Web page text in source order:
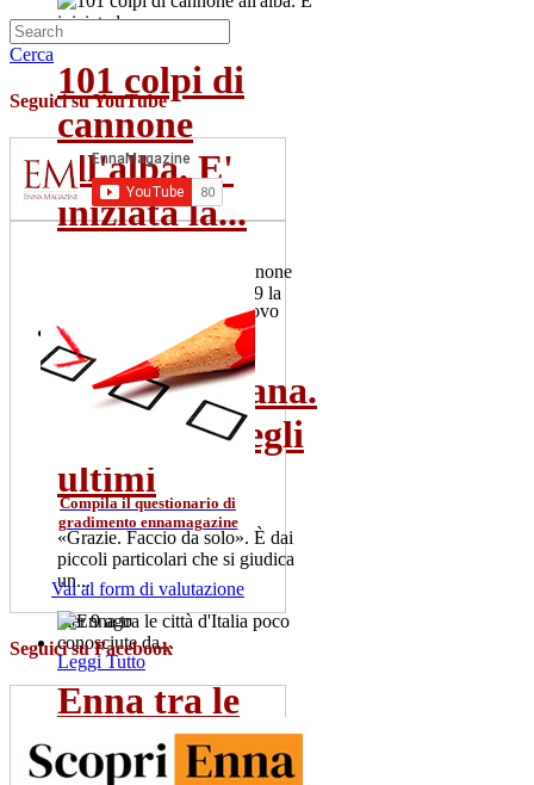
101 colpi di
cannone
all'alba. E'
iniziata la...
Il 2 luglio 101 colpi di cannone
salutano la Patrona. Alle 19 la
"Nave d'oro" esce dal...
gio 2 lug
Leggi Tutto
Rosario Gisana.
Il vescovo degli
ultimi
«Grazie. Faccio da solo». È dai
piccoli particolari che si giudica
un...
mer 9 ago
Leggi Tutto
Enna tra le
città d'Italia
Cerca
Seguici su YouTube
Compila il questionario di
gradimento ennamagazine
Vai al form di valutazione
Seguici su Facebook